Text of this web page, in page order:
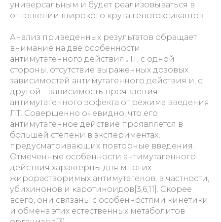
универсальным и будет реализовываться в
отношении широкого круга генотоксикантов.
Анализ приведенных результатов обращает
внимание на две особенности
антимутагенного действия ЛТ, с одной
стороны, отсутствие выраженных дозовых
зависимостей антимутагенного действия и, с
другой – зависимость проявления
антимутагенного эффекта от режима введения
ЛТ. Совершенно очевидно, что его
антимутагенное действие проявляется в
большей степени в экспериментах,
предусматривающих повторные введения.
Отмеченные особенности антимутагенного
действия характерны для многих
жирорастворимых антимутагенов, в частности,
убихинонов и каротиноидов[3,6,11]. Скорее
всего, они связаны с особенностями кинетики
и обмена этих естественных метаболитов